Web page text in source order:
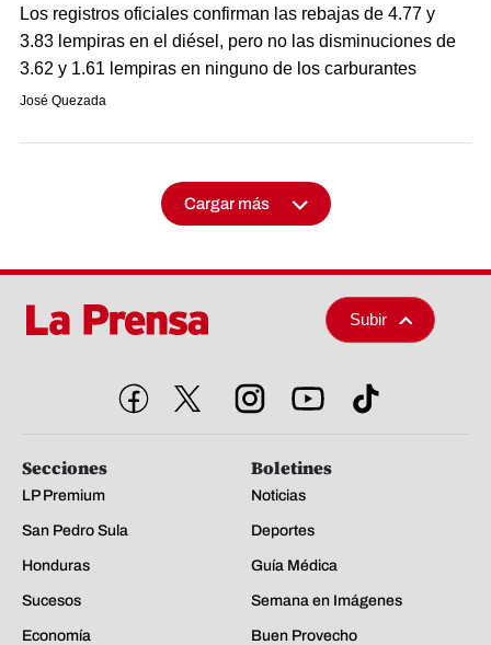
Los registros oficiales confirman las rebajas de 4.77 y
3.83 lempiras en el diésel, pero no las disminuciones de
3.62 y 1.61 lempiras en ninguno de los carburantes
José Quezada
Cargar más
Subir
Secciones
LP Premium
San Pedro Sula
Honduras
Sucesos
Economía
Boletines
Noticias
Deportes
Guía Médica
Semana en Imágenes
Buen Provecho